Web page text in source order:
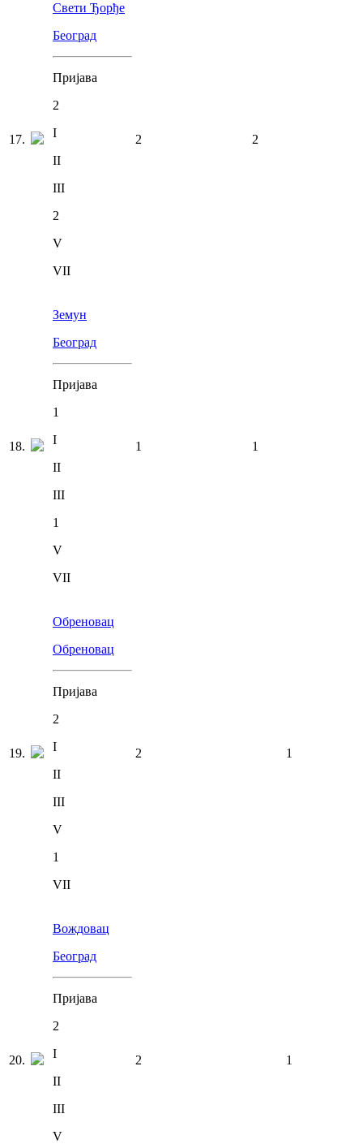
17.
Свети Ђорђе
Београд
Пријава
2
I
II
III
2
V
VII
2 2
18.
Земун
Београд
Пријава
1
I
II
III
1
V
VII
1 1
19.
Обреновац
Обреновац
Пријава
2
I
II
III
V
1
VII
2 1
20.
Вождовац
Београд
Пријава
2
I
II
III
V
2 1